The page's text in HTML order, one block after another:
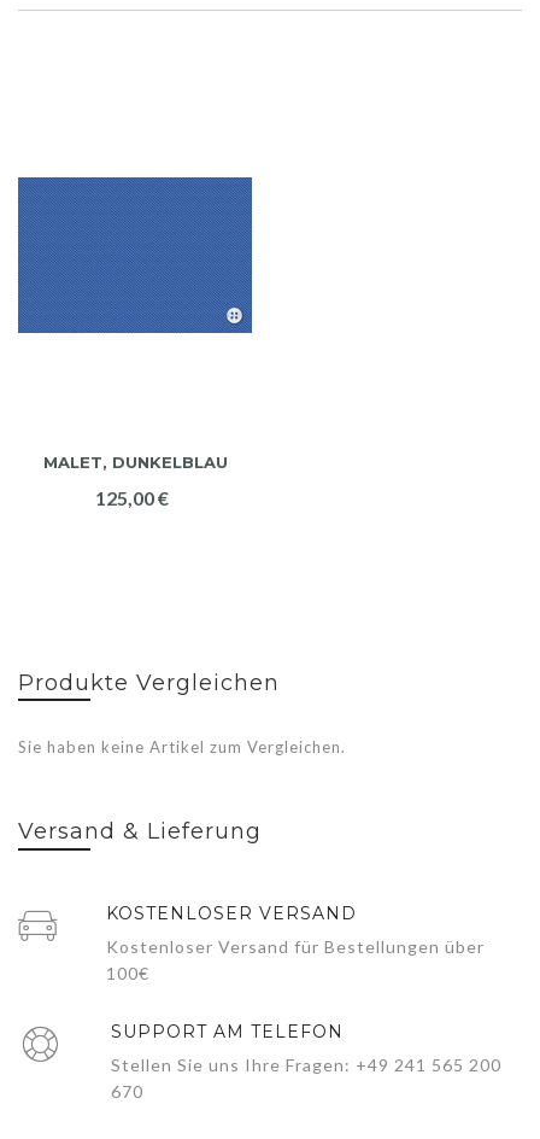
MALET, DUNKELBLAU
125,00 €
Produkte Vergleichen
Sie haben keine Artikel zum Vergleichen.
Versand & Lieferung
KOSTENLOSER VERSAND
Kostenloser Versand für Bestellungen über
100€
SUPPORT AM TELEFON
Stellen Sie uns Ihre Fragen: +49 241 565 200
670